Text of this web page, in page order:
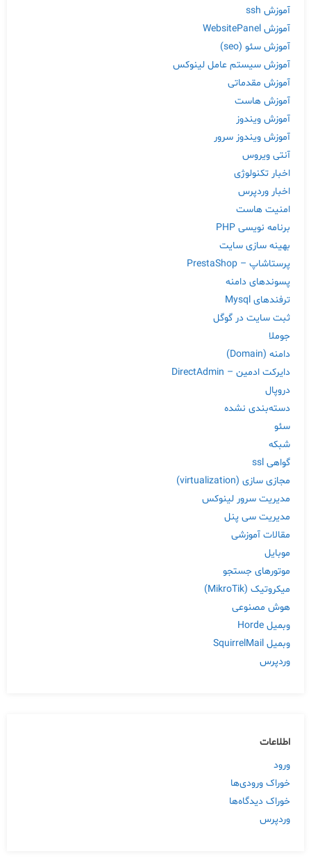
آموزش ssh
آموزش WebsitePanel
آموزش سئو (seo)
آموزش سیستم عامل لینوکس
آموزش مقدماتی
آموزش هاست
آموزش ویندوز
آموزش ویندوز سرور
آنتی ویروس
اخبار تکنولوژی
اخبار وردپرس
امنیت هاست
برنامه نویسی PHP
بهینه سازی سایت
پرستاشاپ – PrestaShop
پسوندهای دامنه
ترفندهای Mysql
ثبت سایت در گوگل
جوملا
دامنه (Domain)
دایرکت ادمین – DirectAdmin
دروپال
دسته‌بندی نشده
سئو
شبکه
گواهی ssl
مجازی سازی (virtualization)
مدیریت سرور لینوکس
مدیریت سی پنل
مقالات آموزشی
موبایل
موتورهای جستجو
میکروتیک (MikroTik)
هوش مصنوعی
وبمیل Horde
وبمیل SquirrelMail
وردپرس
اطلاعات
ورود
خوراک ورودی‌ها
خوراک دیدگاه‌ها
وردپرس